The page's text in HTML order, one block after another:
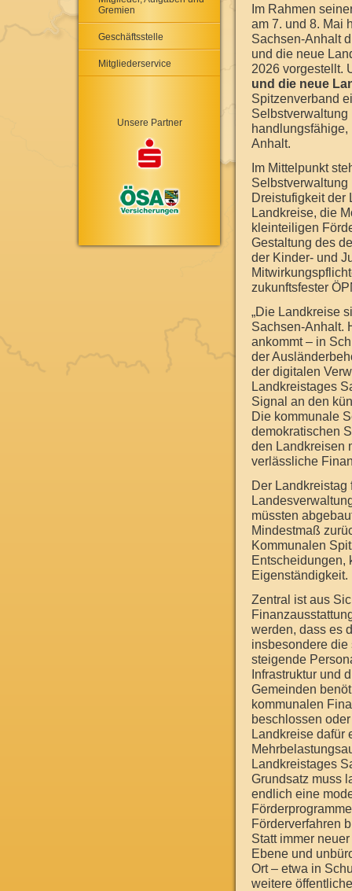
Gremien
Geschäftsstelle
Mitgliederservice
Unsere Partner
Im Rahmen
am 7. und 8. Mai
Sachsen-Anhalt
und die neue
2026 vorgestellt.
und die neue
Spitzenverband
Selbstverwaltung
handlungsfähige,
Anhalt.
Im Mittelpunkt
Selbstverwaltung
Dreistufigkeit der
Landkreise, die
kleinteiligen
Gestaltung des
der Kinder- und
zukunftsfester
„Die Landkreise
Sachsen-Anhalt.
ankommt – in
der
der digitalen
Landkreistages
Signal an den
Die kommunale
demokratischen
den Landkreisen
verlässliche
Der Landkreistag
müssten
Mindestmaß
Kommunalen
Entscheidungen,
Eigenständigkeit.
Zentral ist aus
werden, dass es
insbesondere
steigende
Infrastruktur und
Gemeinden
kommunalen
beschlossen
Landkreise dafür
Landkreistages
Grundsatz muss
endlich eine
Förderverfahren
Statt immer
Ebene und
Ort – etwa in
weitere